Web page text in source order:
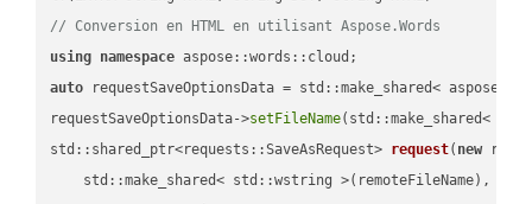
// Conversion en HTML en utilisant Aspose.Words
using namespace
auto requestSaveOptionsData = std::make_shared<
requestSaveOptionsData->setFileName(std::make_shared<
std::shared_ptr<requests::SaveAsRequest> request( new
    std::make_shared< std::wstring >(remoteFileName),